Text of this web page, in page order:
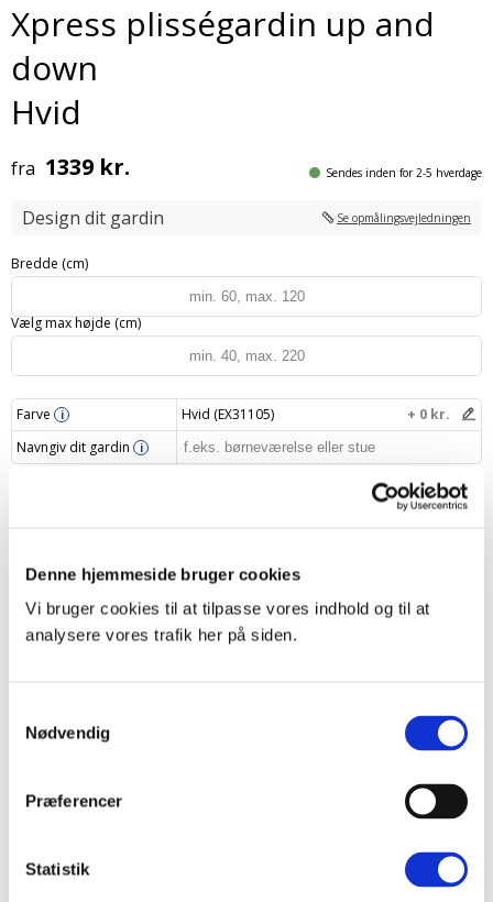
Denne hjemmeside bruger cookies
Vi bruger cookies til at tilpasse vores indhold og til at
analysere vores trafik her på siden.
Nødvendig
Præferencer
Statistik
Xpress plisségardin up and
down
Hvid
fra 1339 kr. Sendes inden for 2-5 hverdage
Design dit gardin Se opmålingsvejledningen
Bredde (cm)
Vælg max højde (cm)
Farve i Hvid (EX31105)
+ 0 kr.
Navngiv dit gardin
i
Din pris1339 kr.
Specifikationer
Levering og returnering